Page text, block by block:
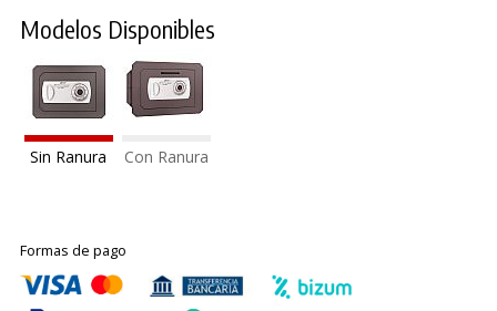
Modelos Disponibles
Sin Ranura Con Ranura
Formas de pago